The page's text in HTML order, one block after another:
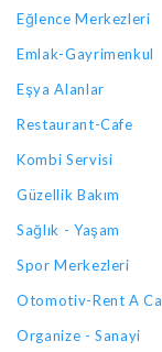
Eğlence Merkezleri
Emlak-Gayrimenkul
Eşya Alanlar
Restaurant-Cafe
Kombi Servisi
Güzellik Bakım
Sağlık - Yaşam
Spor Merkezleri
Otomotiv-Rent A
Organize - Sanayi